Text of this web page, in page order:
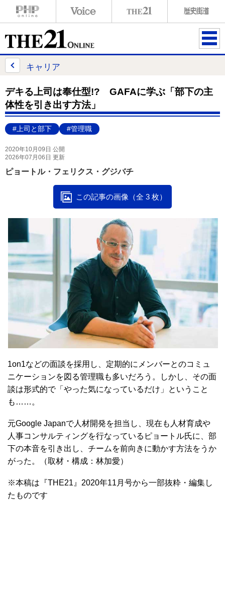
ME
キャリア
デキる上司は奉仕型!? GAFAに学ぶ「部下の主
体性を引き出す方法」
#上司と部下 #管理職
2020年10月09日 公開
2026年07月06日 更新
ピョートル・フェリクス・グジバチ
この記事の画像（全 3 枚）
1on1などの面談を採用し、定期的にメンバーとのコミュ
ニケーションを図る管理職も多いだろう。しかし、その面
談は形式的で「やった気になっているだけ」ということ
も……。
元Google Japanで人材開発を担当し、現在も人材育成や
人事コンサルティングを行なっているピョートル氏に、部
下の本音を引き出し、チームを前向きに動かす方法をうか
がった。（取材・構成：林加愛）
※本稿は『THE21』2020年11月号から一部抜粋・編集し
たものです